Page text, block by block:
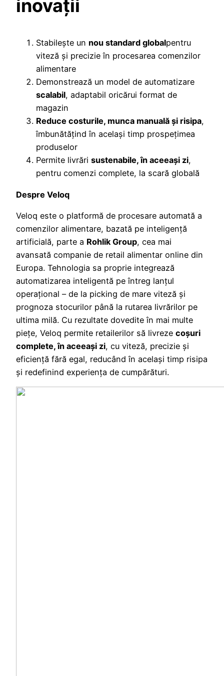
inovații
Stabilește un nou standard globalpentru
viteză și precizie în procesarea comenzilor
alimentare
Demonstrează un model de automatizare
scalabil, adaptabil oricărui format de
magazin
Reduce costurile, munca manuală și risipa,
îmbunătățind în același timp prospețimea
produselor
Permite livrări sustenabile, în aceeași zi,
pentru comenzi complete, la scară globală
Despre Veloq
Veloq este o platformă de procesare automată a
comenzilor alimentare, bazată pe inteligență
artificială, parte a Rohlik Group, cea mai
avansată companie de retail alimentar online din
Europa. Tehnologia sa proprie integrează
automatizarea inteligentă pe întreg lanțul
operațional – de la picking de mare viteză și
prognoza stocurilor până la rutarea livrărilor pe
ultima milă. Cu rezultate dovedite în mai multe
piețe, Veloq permite retailerilor să livreze coșuri
complete, în aceeași zi, cu viteză, precizie și
eficiență fără egal, reducând în același timp risipa
și redefinind experiența de cumpărături.